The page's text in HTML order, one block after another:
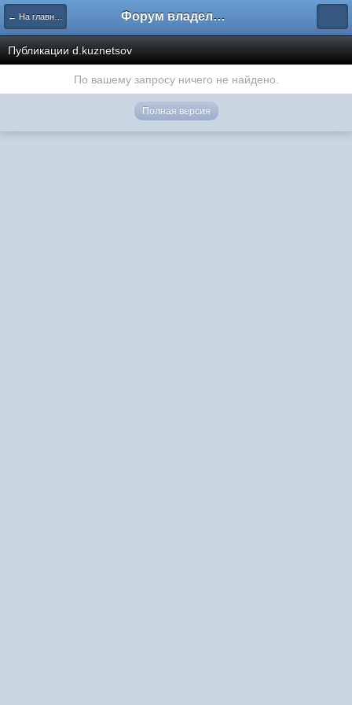
← На главную Форум владельцев интернет-магазинов
Публикации d.kuznetsov
По вашему запросу ничего не найдено.
Полная версия